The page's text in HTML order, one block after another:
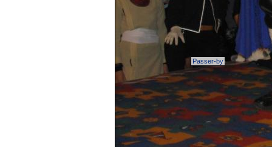
Passer-by